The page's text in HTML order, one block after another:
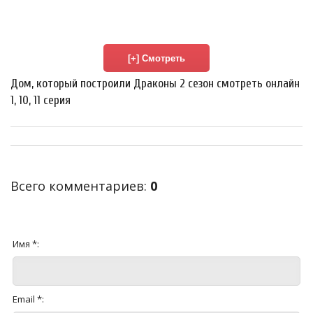
Дом, который построили Драконы 2 сезон смотреть онлайн
1, 10, 11 серия
Всего комментариев: 0
Имя *:
Email *: